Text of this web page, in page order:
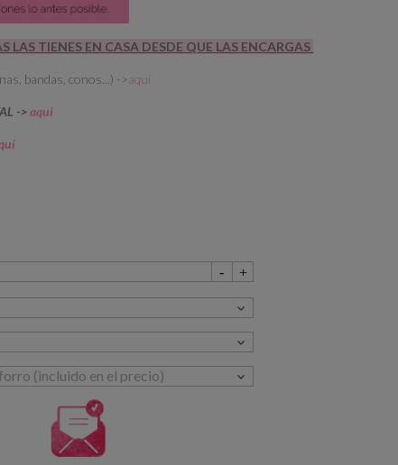
LAS TIENES EN CASA DESDE QUE LAS ENCARGAS
bandas, conos...) ->aquí
->aqui